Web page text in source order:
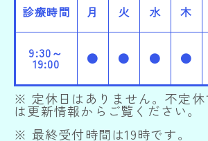
診療時間 月 火 水 木
9:30～
19:00 ● ● ● ●